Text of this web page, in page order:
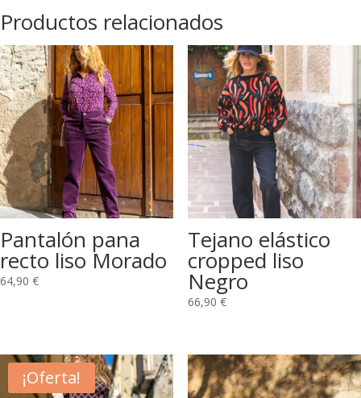
Productos relacionados
Pantalón pana
recto liso Morado
64,90 €
Tejano elástico
cropped liso
Negro
66,90 €
¡Oferta!